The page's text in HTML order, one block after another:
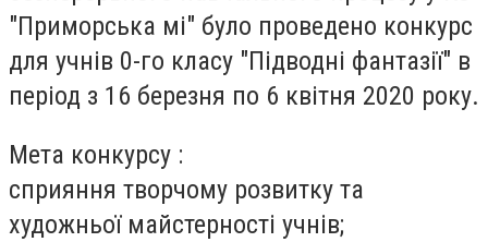
"Приморська мі" було проведено конкурс
для учнів 0-го класу "Підводні фантазії" в
період з 16 березня по 6 квітня 2020 року.
Мета конкурсу :
сприяння творчому розвитку та
художньої майстерності учнів;